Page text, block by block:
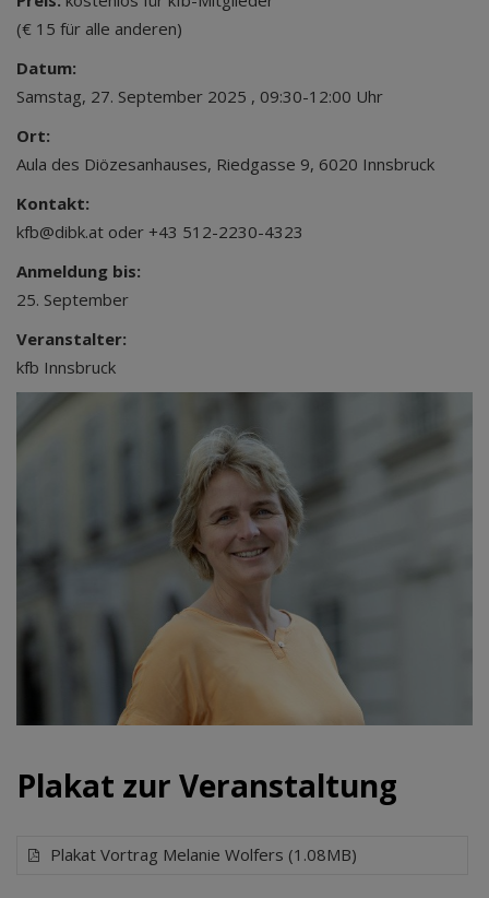
(€ 15 für alle anderen)
Datum:
Samstag, 27. September 2025 , 09:30-12:00 Uhr
Ort:
Aula des Diözesanhauses, Riedgasse 9, 6020 Innsbruck
Kontakt:
kfb@dibk.at oder +43 512-2230-4323
Anmeldung bis:
25. September
Veranstalter:
kfb Innsbruck
Plakat zur Veranstaltung
Plakat Vortrag Melanie Wolfers (1.08MB)